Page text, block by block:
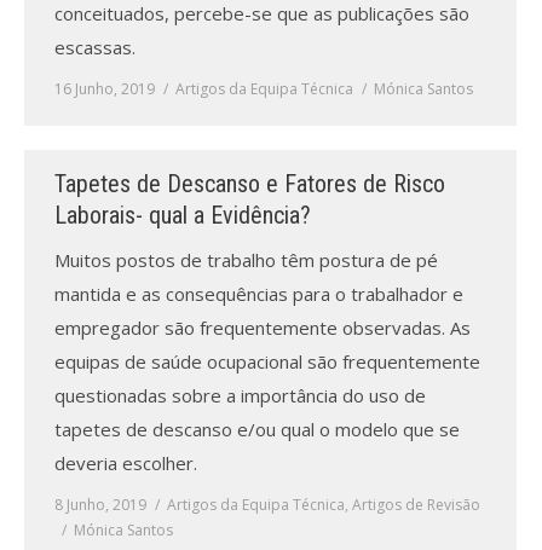
conceituados, percebe-se que as publicações são
escassas.
16 Junho, 2019 Artigos da Equipa Técnica Mónica Santos
Tapetes de Descanso e Fatores de Risco
Laborais- qual a Evidência?
Muitos postos de trabalho têm postura de pé
mantida e as consequências para o trabalhador e
empregador são frequentemente observadas. As
equipas de saúde ocupacional são frequentemente
questionadas sobre a importância do uso de
tapetes de descanso e/ou qual o modelo que se
deveria escolher.
8 Junho, 2019 Artigos da Equipa Técnica, Artigos de Revisão
Mónica Santos